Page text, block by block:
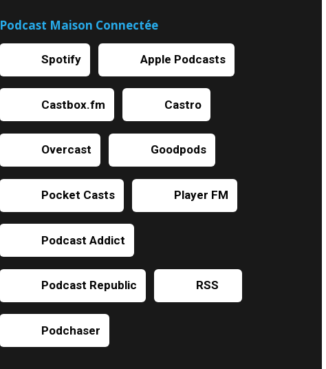
Podcast Maison Connectée
Spotify Apple Podcasts
Castbox.fm Castro
Overcast Goodpods
Pocket Casts Player FM
Podcast Addict
Podcast Republic RSS
Podchaser